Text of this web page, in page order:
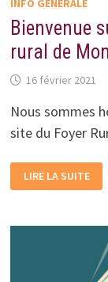
INFO GÉNÉRALE
Bienvenue
rural de
16 février 2021
Nous sommes
site du Foyer
BIENVENUE
SUR
LE
DU
LIRE LA SUITE